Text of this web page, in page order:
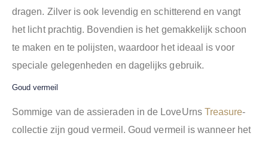
dragen. Zilver is ook levendig en schitterend en vangt
het licht prachtig. Bovendien is het gemakkelijk schoon
te maken en te polijsten, waardoor het ideaal is voor
speciale gelegenheden en dagelijks gebruik.
Goud vermeil
Sommige van de assieraden in de LoveUrns Treasure-
collectie zijn goud vermeil. ​​Goud vermeil is wanneer het